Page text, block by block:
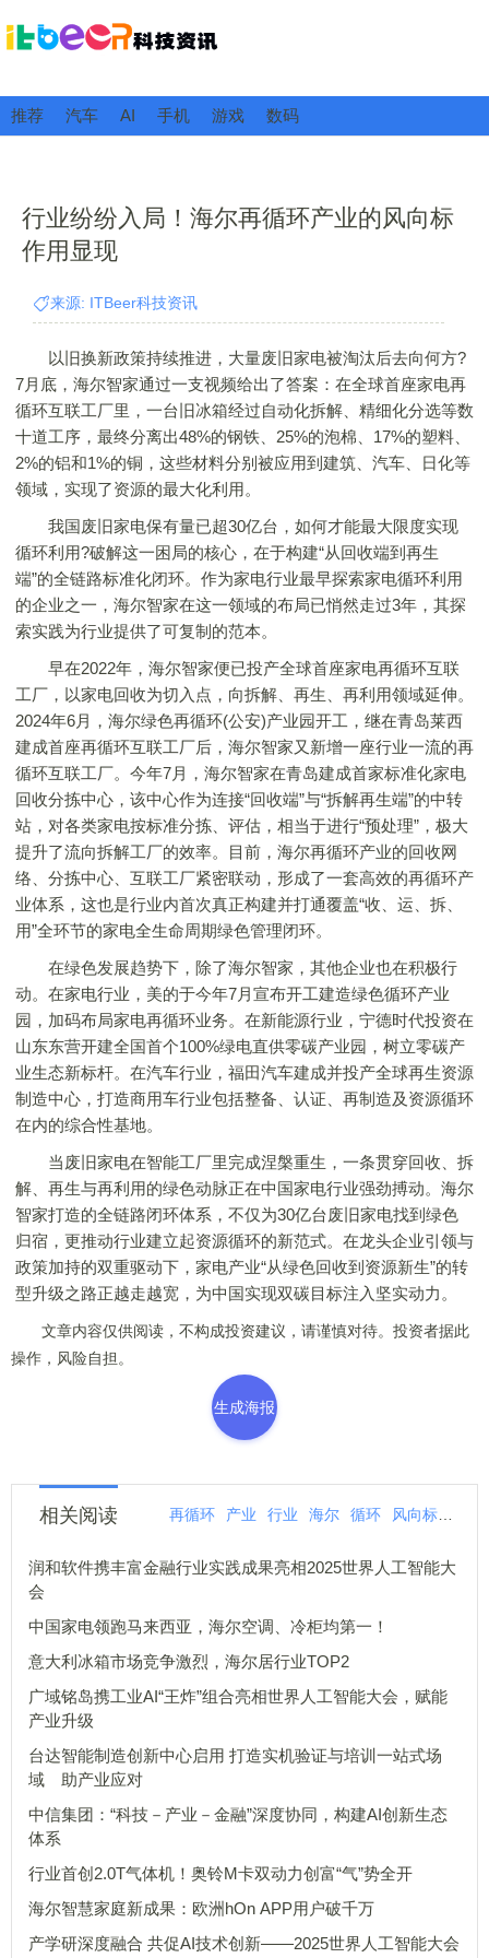
推荐 汽车 AI 手机 游戏 数码
行业纷纷入局！海尔再循环产业的风向标
作用显现
来源: ITBeer科技资讯
以旧换新政策持续推进，大量废旧家电被淘汰后去向何方?
7月底，海尔智家通过一支视频给出了答案：在全球首座家电再
循环互联工厂里，一台旧冰箱经过自动化拆解、精细化分选等数
十道工序，最终分离出48%的钢铁、25%的泡棉、17%的塑料、
2%的铝和1%的铜，这些材料分别被应用到建筑、汽车、日化等
领域，实现了资源的最大化利用。
我国废旧家电保有量已超30亿台，如何才能最大限度实现
循环利用?破解这一困局的核心，在于构建“从回收端到再生
端”的全链路标准化闭环。作为家电行业最早探索家电循环利用
的企业之一，海尔智家在这一领域的布局已悄然走过3年，其探
索实践为行业提供了可复制的范本。
早在2022年，海尔智家便已投产全球首座家电再循环互联
工厂，以家电回收为切入点，向拆解、再生、再利用领域延伸。
2024年6月，海尔绿色再循环(公安)产业园开工，继在青岛莱西
建成首座再循环互联工厂后，海尔智家又新增一座行业一流的再
循环互联工厂。今年7月，海尔智家在青岛建成首家标准化家电
回收分拣中心，该中心作为连接“回收端”与“拆解再生端”的中转
站，对各类家电按标准分拣、评估，相当于进行“预处理”，极大
提升了流向拆解工厂的效率。目前，海尔再循环产业的回收网
络、分拣中心、互联工厂紧密联动，形成了一套高效的再循环产
业体系，这也是行业内首次真正构建并打通覆盖“收、运、拆、
用”全环节的家电全生命周期绿色管理闭环。
在绿色发展趋势下，除了海尔智家，其他企业也在积极行
动。在家电行业，美的于今年7月宣布开工建造绿色循环产业
园，加码布局家电再循环业务。在新能源行业，宁德时代投资在
山东东营开建全国首个100%绿电直供零碳产业园，树立零碳产
业生态新标杆。在汽车行业，福田汽车建成并投产全球再生资源
制造中心，打造商用车行业包括整备、认证、再制造及资源循环
在内的综合性基地。
当废旧家电在智能工厂里完成涅槃重生，一条贯穿回收、拆
解、再生与再利用的绿色动脉正在中国家电行业强劲搏动。海尔
智家打造的全链路闭环体系，不仅为30亿台废旧家电找到绿色
归宿，更推动行业建立起资源循环的新范式。在龙头企业引领与
政策加持的双重驱动下，家电产业“从绿色回收到资源新生”的转
型升级之路正越走越宽，为中国实现双碳目标注入坚实动力。
文章内容仅供阅读，不构成投资建议，请谨慎对待。投资者据此
操作，风险自担。
生成海报
相关阅读 再循环 产业 行业 海尔 循环 风向标
润和软件携丰富金融行业实践成果亮相2025世界人工智能大
会
中国家电领跑马来西亚，海尔空调、冷柜均第一！
意大利冰箱市场竞争激烈，海尔居行业TOP2
广域铭岛携工业AI“王炸”组合亮相世界人工智能大会，赋能
产业升级
台达智能制造创新中心启用 打造实机验证与培训一站式场
域 助产业应对
中信集团：“科技－产业－金融”深度协同，构建AI创新生态
体系
行业首创2.0T气体机！奥铃M卡双动力创富“气”势全开
海尔智慧家庭新成果：欧洲hOn APP用户破千万
产学研深度融合 共促AI技术创新——2025世界人工智能大会